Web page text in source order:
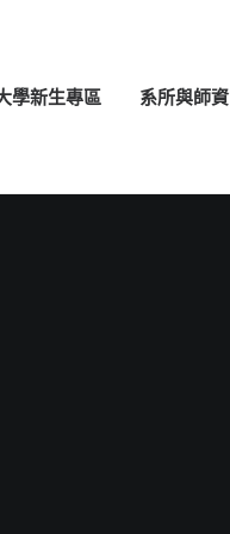
學新生專區 系所與師資